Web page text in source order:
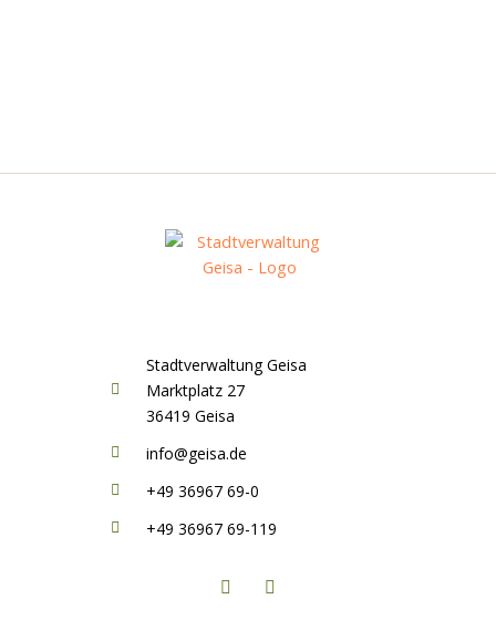
Stadtverwaltung Geisa
Marktplatz 27
36419 Geisa
info@geisa.de
+49 36967 69-0
+49 36967 69-119
a
c
n
s